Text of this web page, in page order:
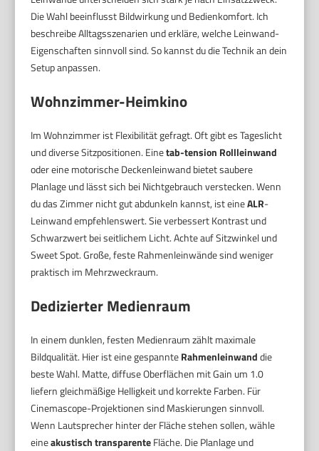
Die Wahl beeinflusst Bildwirkung und Bedienkomfort. Ich
beschreibe Alltagsszenarien und erkläre, welche Leinwand-
Eigenschaften sinnvoll sind. So kannst du die Technik an dein
Setup anpassen.
Wohnzimmer-Heimkino
Im Wohnzimmer ist Flexibilität gefragt. Oft gibt es Tageslicht
und diverse Sitzpositionen. Einetab-tension Rollleinwand
oder eine motorische Deckenleinwand bietet saubere
Planlage und lässt sich bei Nichtgebrauch verstecken. Wenn
du das Zimmer nicht gut abdunkeln kannst, ist eineALR-
Leinwand empfehlenswert. Sie verbessert Kontrast und
Schwarzwert bei seitlichem Licht. Achte auf Sitzwinkel und
Sweet Spot. Große, feste Rahmenleinwände sind weniger
praktisch im Mehrzweckraum.
Dedizierter Medienraum
In einem dunklen, festen Medienraum zählt maximale
Bildqualität. Hier ist eine gespannteRahmenleinwanddie
beste Wahl. Matte, diffuse Oberflächen mit Gain um 1.0
liefern gleichmäßige Helligkeit und korrekte Farben. Für
Cinemascope-Projektionen sind Maskierungen sinnvoll.
Wenn Lautsprecher hinter der Fläche stehen sollen, wähle
eineakustisch transparenteFläche. Die Planlage und